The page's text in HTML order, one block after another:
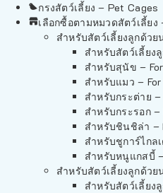
กรงสัตว์เลี้ยง – Pet Cages
เลือกซื้อตามหมวดสัตว์เลี้ยง
สำหรับสัตว์เลี้ยงลูกด้วย
สำหรับสัตว์เลี้ยง
สำหรับสุนัข –
สำหรับแมว –
สำหรับกระต่าย –
สำหรับกระรอก –
สำหรับชินชิล่า –
สำหรับชูการ์ไกล
สำหรับหนูแกสบี้
สำหรับสัตว์เลี้ยงลูกด้วย
สำหรับสัตว์เลี้ยง